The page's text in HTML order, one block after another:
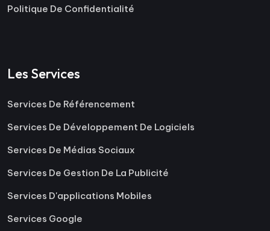
Politique De Confidentialité
Les Services
Services De Référencement
Services De Développement De Logiciels
Services De Médias Sociaux
Services De Gestion De La Publicité
Services D'applications Mobiles
Services Google